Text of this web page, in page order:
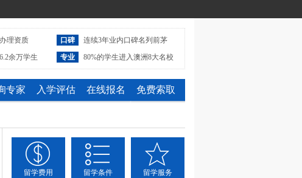
理资质 口碑
连续3年业内口碑名列前茅
余万学生 专业 80%的学生进入澳洲8大名校
专家 入学评估 在线报名 免费索取
留学费用 留学条件 留学服务